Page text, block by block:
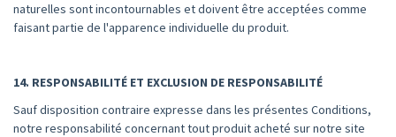
naturelles sont incontournables et doivent être acceptées comme
faisant partie de l'apparence individuelle du produit.
14. RESPONSABILITÉ ET EXCLUSION DE RESPONSABILITÉ
Sauf disposition contraire expresse dans les présentes Conditions,
notre responsabilité concernant tout produit acheté sur notre site